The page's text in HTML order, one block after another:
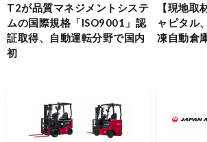
T2が品質マネジメントシステ
ムの国際規格「ISO9001」認
証取得、自動運転分野で国内
初
【現地取
ャピタル
凍自動倉